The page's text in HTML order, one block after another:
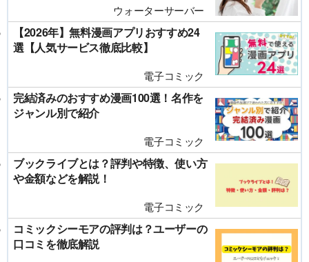
ウォーターサーバー
【2026年】無料漫画アプリおすすめ24
選【人気サービス徹底比較】
電子コミック
完結済みのおすすめ漫画100選！名作を
ジャンル別で紹介
電子コミック
ブックライブとは？評判や特徴、使い方
や金額などを解説！
電子コミック
コミックシーモアの評判は？ユーザーの
口コミを徹底解説